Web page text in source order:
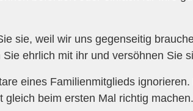
sie, weil wir uns gegenseitig
ehrlich mit ihr und versöhnen Sie
eines Familienmitglieds ignorieren.
gleich beim ersten Mal richtig machen.